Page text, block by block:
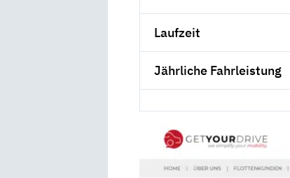
Laufzeit
Jährliche Fahrleistung